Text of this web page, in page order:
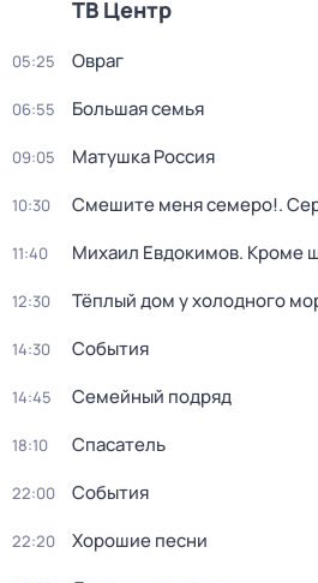
ТВ Центр
05:25 Овраг
06:55 Большая семья
09:05 Матушка Россия
10:30 Смешите меня семеро!.
11:40 Михаил Евдокимов. Кроме
12:30 Тёплый дом у холодного
14:30 События
14:45 Семейный подряд
18:10 Спасатель
22:00 События
22:20 Хорошие песни